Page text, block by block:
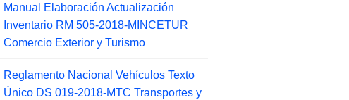
Manual Elaboración Actualización
Inventario RM 505-2018-MINCETUR
Comercio Exterior y Turismo
Reglamento Nacional Vehículos Texto
Único DS 019-2018-MTC Transportes y